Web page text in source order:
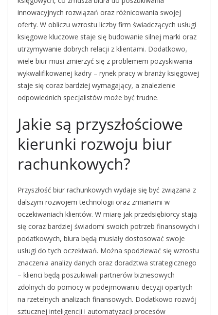
innowacyjnych rozwiązań oraz różnicowania swojej
oferty. W obliczu wzrostu liczby firm świadczących usługi
księgowe kluczowe staje się budowanie silnej marki oraz
utrzymywanie dobrych relacji z klientami. Dodatkowo,
wiele biur musi zmierzyć się z problemem pozyskiwania
wykwalifikowanej kadry – rynek pracy w branży księgowej
staje się coraz bardziej wymagający, a znalezienie
odpowiednich specjalistów może być trudne.
Jakie są przyszłościowe
kierunki rozwoju biur
rachunkowych?
Przyszłość biur rachunkowych wydaje się być związana z
dalszym rozwojem technologii oraz zmianami w
oczekiwaniach klientów. W miarę jak przedsiębiorcy stają
się coraz bardziej świadomi swoich potrzeb finansowych i
podatkowych, biura będą musiały dostosować swoje
usługi do tych oczekiwań. Można spodziewać się wzrostu
znaczenia analizy danych oraz doradztwa strategicznego
– klienci będą poszukiwali partnerów biznesowych
zdolnych do pomocy w podejmowaniu decyzji opartych
na rzetelnych analizach finansowych. Dodatkowo rozwój
sztucznej inteligencji i automatyzacji procesów